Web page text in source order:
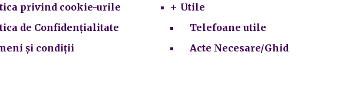
privind cookie-urile
de Confidențialitate
și condiții
Utile
Telefoane utile
Acte Necesare/Ghid